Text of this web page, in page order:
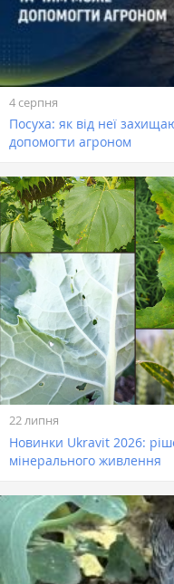
4 серпня
Посуха: як від неї
допомогти агроном
22 липня
Новинки Ukravit 2026:
мінерального живлення